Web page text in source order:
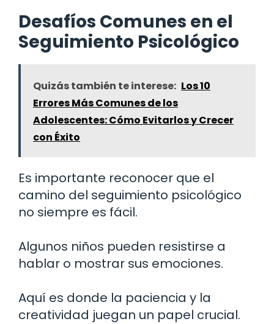
Desafíos Comunes en el
Seguimiento Psicológico
Quizás también te interese: Los 10
Errores Más Comunes de los
Adolescentes: Cómo Evitarlos y Crecer
con Éxito
Es importante reconocer que el
camino del seguimiento psicológico
no siempre es fácil.
Algunos niños pueden resistirse a
hablar o mostrar sus emociones.
Aquí es donde la paciencia y la
creatividad juegan un papel crucial.